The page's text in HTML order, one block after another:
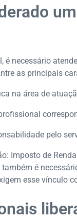
necessário
as principais
na área de
pelo
Imposto de
é
esse vínculo